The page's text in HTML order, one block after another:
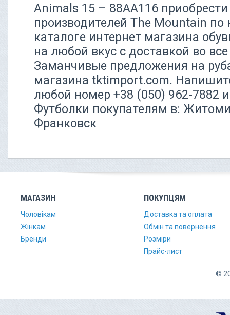
Animals 15 – 88AA116
производителей The Mountain
каталоге интернет магазина
на любой вкус с доставкой во
Заманчивые предложения на
магазина tktimport.com.
любой номер +38 (050) 962-
Футболки покупателям в:
Франковск
МАГАЗИН
Чоловікам
Жінкам
Бренди
ПОКУПЦЯМ
Доставка та оплата
Обмін та повернення
Розміри
Прайс-лист
©